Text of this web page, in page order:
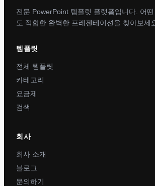
전문 PowerPoint 템플릿 플랫폼입니다. 어떤
도 적합한 완벽한 프레젠테이션을 찾아보세
템플릿
전체 템플릿
카테고리
요금제
검색
회사
회사 소개
블로그
문의하기